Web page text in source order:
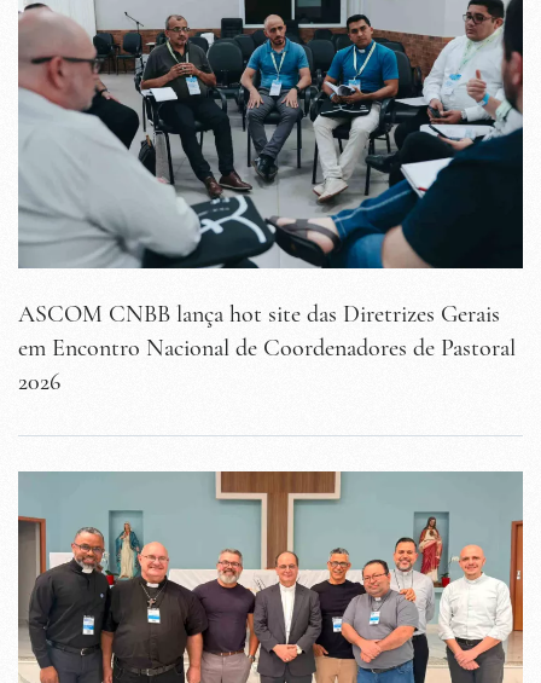
ASCOM CNBB lança hot site das Diretrizes Gerais
em Encontro Nacional de Coordenadores de Pastoral
2026